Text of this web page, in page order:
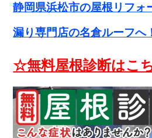
静岡県浜松市の屋根リフォ
漏り専門店の名倉ルーフへ
☆無料屋根診断はこ